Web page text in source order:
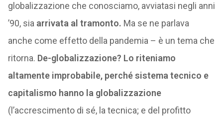
globalizzazione che conosciamo, avviatasi negli anni
’90, sia arrivata al tramonto. Ma se ne parlava
anche come effetto della pandemia – è un tema che
ritorna. De-globalizzazione? Lo riteniamo
altamente improbabile, perché sistema tecnico e
capitalismo hanno la globalizzazione
(l’accrescimento di sé, la tecnica; e del profitto